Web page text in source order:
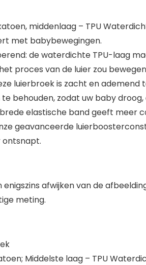
middenlaag – TPU
met babybewegingen.
de waterdichte TPU-laag
proces van de luier zou
luierbroek is zacht en
behouden, zodat uw baby
elastische band geeft
geavanceerde
ontsnapt.
enigszins afwijken van de
meting.
Middelste laag – TPU